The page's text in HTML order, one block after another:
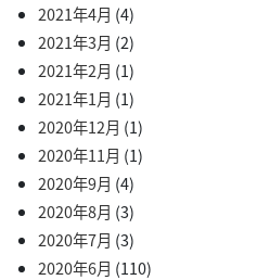
2021年4月 (4)
2021年3月 (2)
2021年2月 (1)
2021年1月 (1)
2020年12月 (1)
2020年11月 (1)
2020年9月 (4)
2020年8月 (3)
2020年7月 (3)
2020年6月 (110)